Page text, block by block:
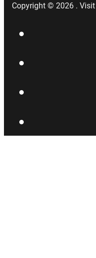
Copyright © 2026 .